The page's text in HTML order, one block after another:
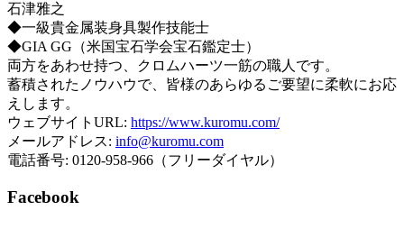
石津雅之
◆一級貴金属装身具製作技能士
◆GIA GG（米国宝石学会宝石鑑定士）
両方をあわせ持つ、クロムハーツ一筋の職人です。
蓄積されたノウハウで、皆様のあらゆるご要望に柔軟にお応
えします。
ウェブサイトURL: https://www.kuromu.com/
メールアドレス: info@kuromu.com
電話番号: 0120-958-966（フリーダイヤル）
Facebook